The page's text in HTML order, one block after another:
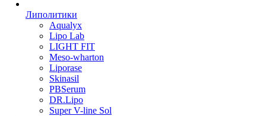
Липолитики
Aqualyx
Lipo Lab
LIGHT FIT
Meso-wharton
Liporase
Skinasil
PBSerum
DR.Lipo
Super V-line Sol